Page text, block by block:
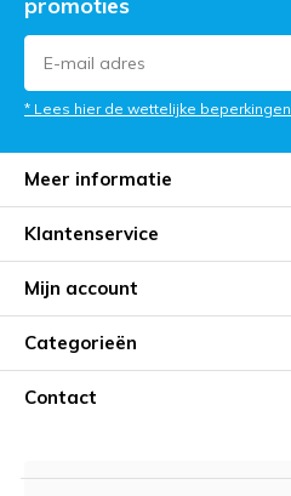
* Lees hier de wettelijke beperkingen
Meer informatie
Klantenservice
Mijn account
Categorieën
Contact